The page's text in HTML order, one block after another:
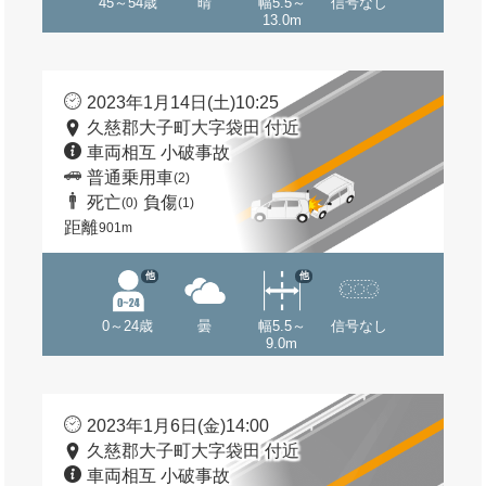
13.0m
2023年1月14日(土)10:25
久慈郡大子町大字袋田 付近
車両相互 小破事故
普通乗用車(2)
死亡(0) 負傷(1)
距離901m
0～24歳
他
曇
幅5.5～
9.0m
他
信号なし
2023年1月6日(金)14:00
久慈郡大子町大字袋田 付近
車両相互 小破事故